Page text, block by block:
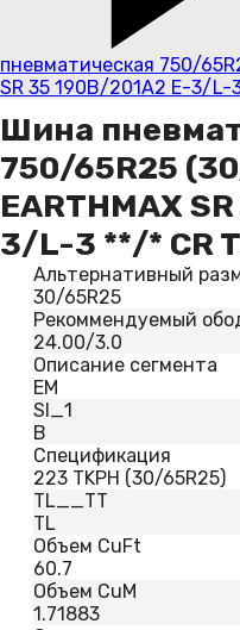
пневматическая 750/
SR 35 190B/201A2 E-3/L-
Шина
750/65R25
EARTHMAX
3/L-3 **/* CR
Альтернативный
30/65R25
Рекоммендуемый
24.00/3.0
Описание сегмента
EM
SI_1
B
Спецификация
223 TKPH (30/65R25)
TL__TT
TL
Объем CuFt
60.7
Объем CuM
1.71883